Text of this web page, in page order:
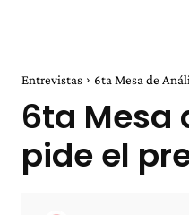
Entrevistas 6ta Mesa de
6ta Mesa
pide el